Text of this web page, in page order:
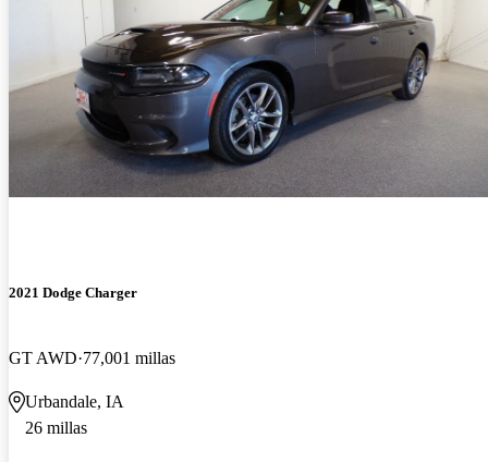
2021 Dodge Charger
GT AWD 77,001 millas
Urbandale, IA
26 millas